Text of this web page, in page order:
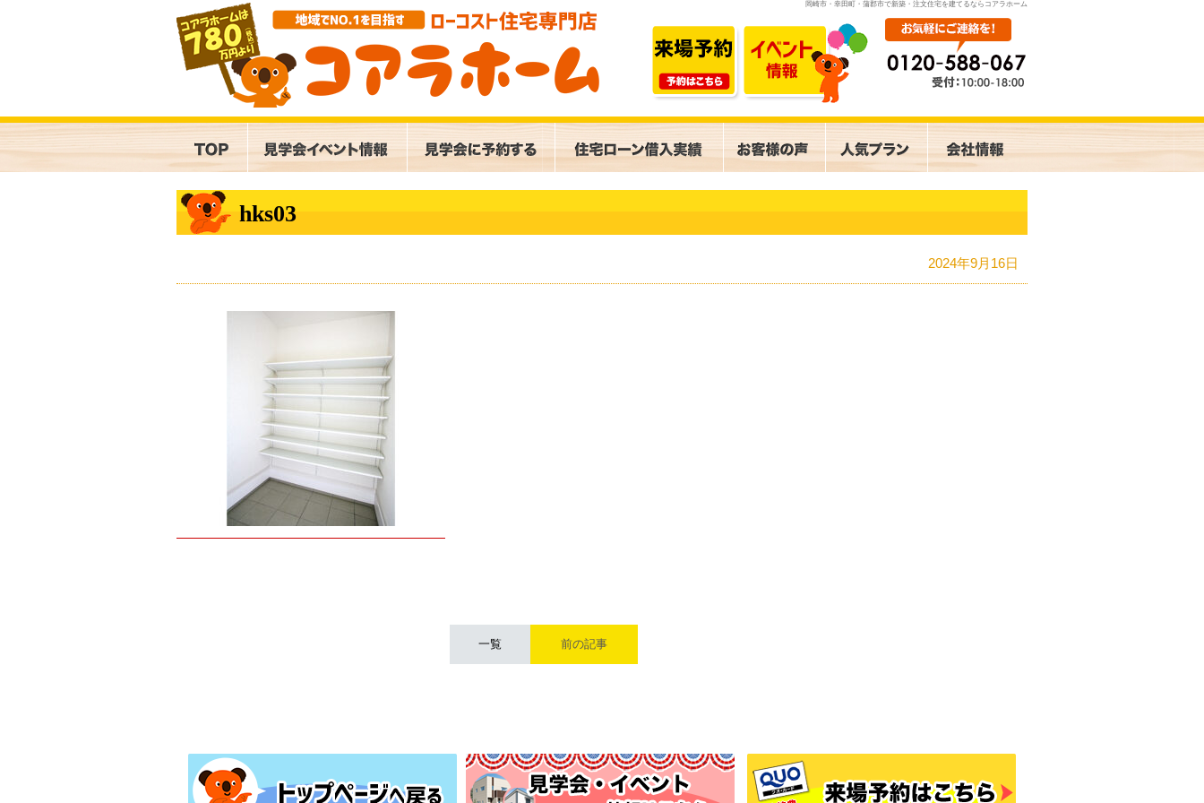
岡崎市・幸田町・蒲郡市で新築・注文住宅を建てるならコアラホーム
hks03
2024年9月16日
一覧 前の記事